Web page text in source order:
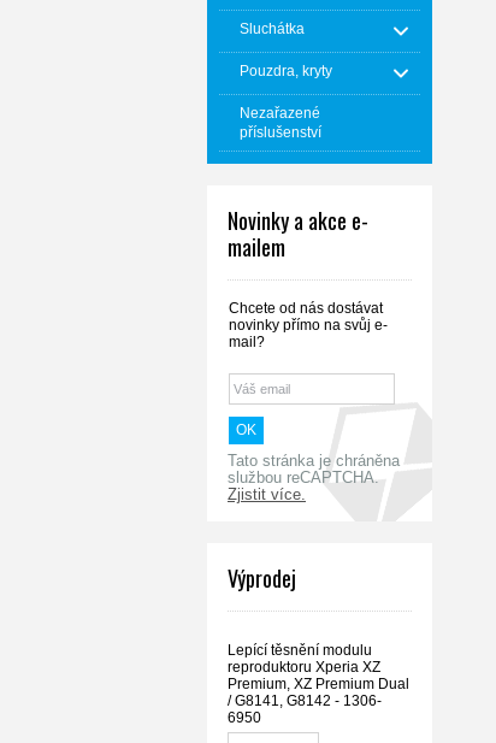
Sluchátka
Pouzdra, kryty
Nezařazené
příslušenství
Novinky a akce e-
mailem
Chcete od nás dostávat
novinky přímo na svůj e-
mail?
Tato stránka je chráněna
službou reCAPTCHA.
Zjistit více.
Výprodej
Lepící těsnění modulu
reproduktoru Xperia XZ
Premium, XZ Premium Dual
/ G8141, G8142 - 1306-
6950